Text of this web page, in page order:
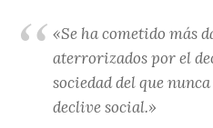
«Se ha cometido más
aterrorizados por el
sociedad del que
declive social.»